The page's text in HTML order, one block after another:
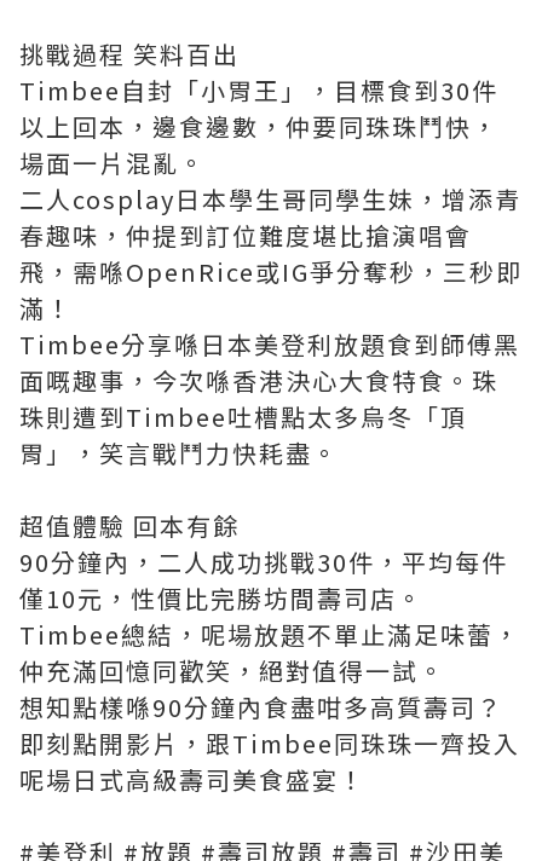
挑戰過程 笑料百出
Timbee自封「小胃王」，目標食到30件
以上回本，邊食邊數，仲要同珠珠鬥快，
場面一片混亂。
二人cosplay日本學生哥同學生妹，增添青
春趣味，仲提到訂位難度堪比搶演唱會
飛，需喺OpenRice或IG爭分奪秒，三秒即
滿！
Timbee分享喺日本美登利放題食到師傅黑
面嘅趣事，今次喺香港決心大食特食。珠
珠則遭到Timbee吐槽點太多烏冬「頂
胃」，笑言戰鬥力快耗盡。
超值體驗 回本有餘
90分鐘內，二人成功挑戰30件，平均每件
僅10元，性價比完勝坊間壽司店。
Timbee總結，呢場放題不單止滿足味蕾，
仲充滿回憶同歡笑，絕對值得一試。
想知點樣喺90分鐘內食盡咁多高質壽司？
即刻點開影片，跟Timbee同珠珠一齊投入
呢場日式高級壽司美食盛宴！
#美登利 #放題 #壽司放題 #壽司 #沙田美